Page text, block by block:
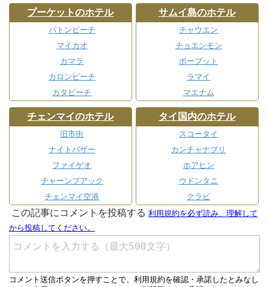
プーケットのホテル
パトンビーチ
マイカオ
カマラ
カロンビーチ
カタビーチ
サムイ島のホテル
チャウエン
チョエンモン
ボープット
ラマイ
マエナム
チェンマイのホテル
旧市街
ナイトバザー
ファイゲオ
チャーンプアック
チェンマイ空港
タイ国内のホテル
スコータイ
カンチャナブリ
ホアヒン
ウドンタニ
クラビ